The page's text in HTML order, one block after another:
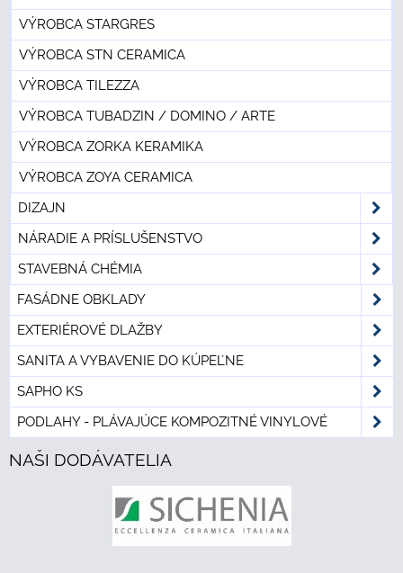
VÝROBCA STARGRES
VÝROBCA STN CERAMICA
VÝROBCA TILEZZA
VÝROBCA TUBADZIN / DOMINO / ARTE
VÝROBCA ZORKA KERAMIKA
VÝROBCA ZOYA CERAMICA
DIZAJN
NÁRADIE A PRÍSLUŠENSTVO
STAVEBNÁ CHÉMIA
FASÁDNE OBKLADY
EXTERIÉROVÉ DLAŽBY
SANITA A VYBAVENIE DO KÚPEĽNE
SAPHO KS
PODLAHY - PLÁVAJÚCE KOMPOZITNÉ VINYLOVÉ
NAŠI DODÁVATELIA